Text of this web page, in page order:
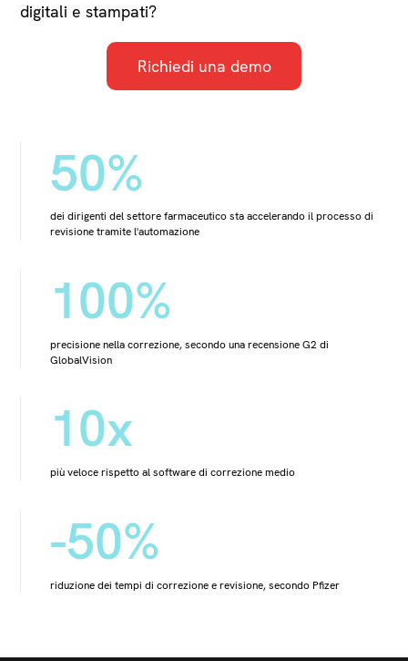
digitali e stampati?
Richiedi una demo
50%
dei dirigenti del settore farmaceutico sta accelerando il processo di
revisione tramite l'automazione
100%
precisione nella correzione, secondo una recensione G2 di
GlobalVision
10x
più veloce rispetto al software di correzione medio
-50%
riduzione dei tempi di correzione e revisione, secondo Pfizer